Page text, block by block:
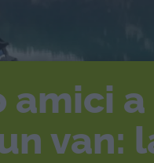
amici
van: